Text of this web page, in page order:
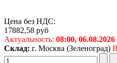
Цена без НДС:
17882,58 руб
Актуальность: 08:00, 06.08.2026
Склад: г. Москва (Зеленоград)